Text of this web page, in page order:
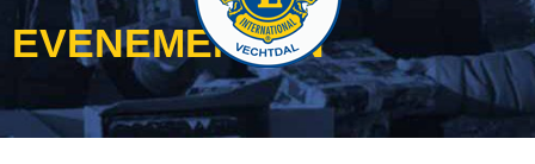
EVENEMENTEN